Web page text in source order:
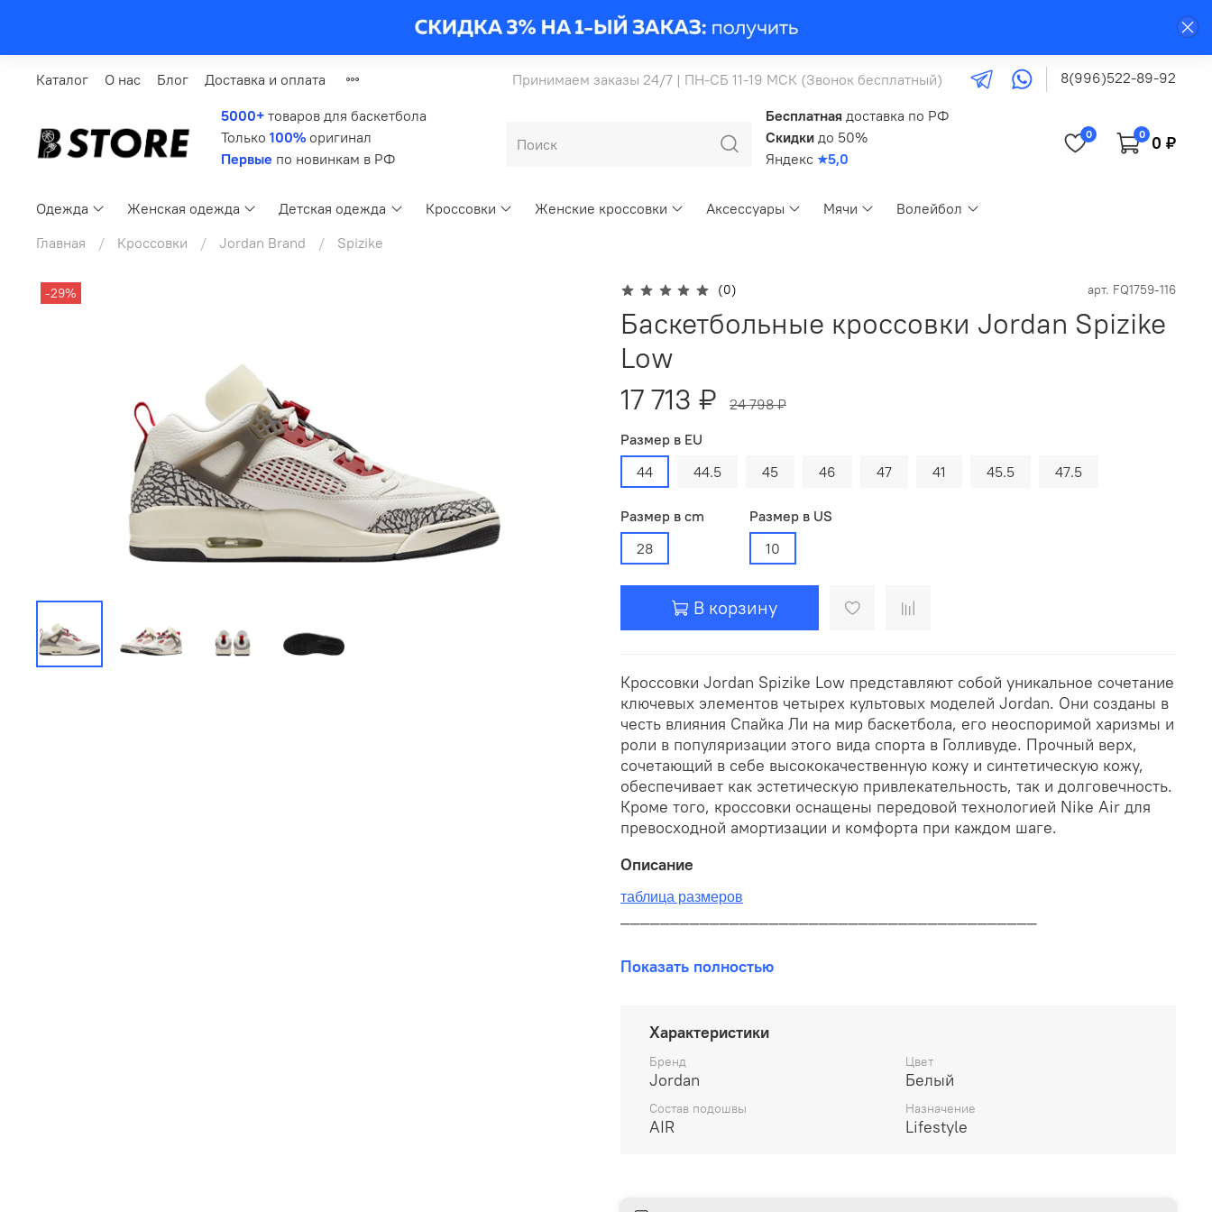
Каталог О нас Блог Доставка и оплата Принимаем заказы 24/7 | ПН-СБ 11-19 МСК (Звонок бесплатный) 8(996)522-89-92
5000+ товаров для баскетбола
Только 100% оригинал
Первые по новинкам в РФ
Бесплатная доставка по РФ
Скидки до 50%
Яндекс ★5,0
0 0 0 ₽
Одежда Женская одежда Детская одежда Кроссовки Женские кроссовки Аксессуары Мячи
Волейбол
Главная
Кроссовки Jordan Brand Spizike
-29% (0) арт. FQ1759-116
Баскетбольные кроссовки Jordan Spizike
Low
17 713 ₽
24 798 ₽
Размер в EU
44
44.5 45 46 47 41 45.5 47.5
Размер в cm
28
Размер в US
10
В корзину
Кроссовки Jordan Spizike Low представляют собой уникальное сочетание
ключевых элементов четырех культовых моделей Jordan. Они созданы в
честь влияния Спайка Ли на мир баскетбола, его неоспоримой харизмы и
роли в популяризации этого вида спорта в Голливуде. Прочный верх,
сочетающий в себе высококачественную кожу и синтетическую кожу,
обеспечивает как эстетическую привлекательность, так и долговечность.
Кроме того, кроссовки оснащены передовой технологией Nike Air для
превосходной амортизации и комфорта при каждом шаге.
Описание
таблица размеров
__________________________________________
Бесплатная доставка:
По всей России от 10 до 14 дней
Почтой России 1 классом
Показать полностью
Характеристики
Бренд
Jordan
Цвет
Белый
Состав подошвы
AIR
Назначение
Lifestyle